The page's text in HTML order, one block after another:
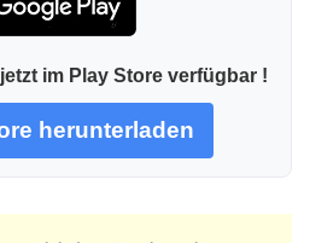
im Play Store verfügbar !
herunterladen